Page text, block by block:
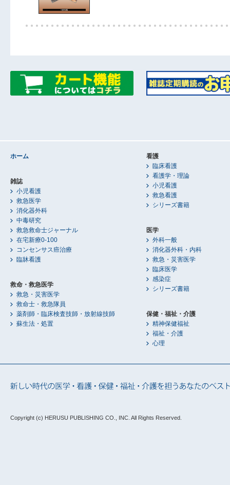
ホーム
雑誌
小児看護
救急医学
消化器外科
中毒研究
救急救命士ジャーナル
在宅新療0-100
コンセンサス癌治療
臨牀看護
救命・救急医学
救急・災害医学
救命士・救急隊員
薬剤師・臨床検査技師・放射線技師
蘇生法・処置
看護
臨床看護
看護学・理論
小児看護
救急看護
シリーズ書籍
医学
外科一般
消化器外科・内科
救急・災害医学
臨床医学
感染症
シリーズ書籍
保健・福祉・介護
精神保健福祉
福祉・介護
心理
Copyright (c) HERUSU PUBLISHING CO., INC. All Rights Reserved.